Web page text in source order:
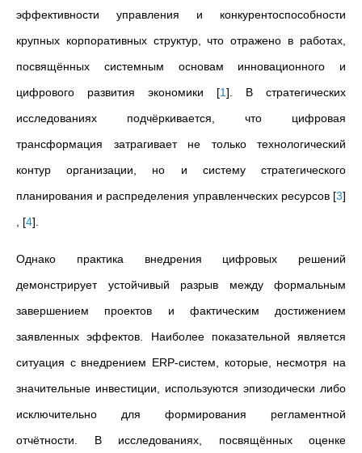
эффективности управления и конкурентоспособности
крупных корпоративных структур, что отражено в работах,
посвящённых системным основам инновационного и
цифрового развития экономики [1] . В стратегических
исследованиях подчёркивается, что цифровая
трансформация затрагивает не только технологический
контур организации, но и систему стратегического
планирования и распределения управленческих ресурсов [3]
[4]
Однако практика внедрения цифровых решений
демонстрирует устойчивый разрыв между формальным
завершением проектов и фактическим достижением
заявленных эффектов. Наиболее показательной является
ситуация с внедрением ERP-систем, которые, несмотря на
значительные инвестиции, используются эпизодически либо
исключительно для формирования регламентной
отчётности. В исследованиях, посвящённых оценке